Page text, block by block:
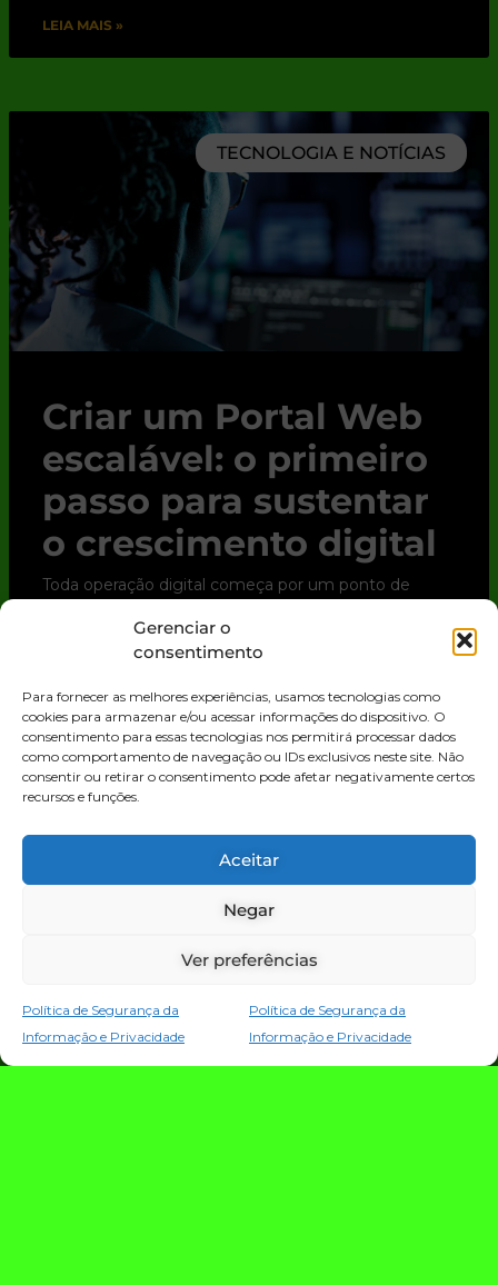
Gerenciar o
consentimento
Para fornecer as melhores experiências, usamos tecnologias como
cookies para armazenar e/ou acessar informações do dispositivo. O
consentimento para essas tecnologias nos permitirá processar dados
como comportamento de navegação ou IDs exclusivos neste site. Não
consentir ou retirar o consentimento pode afetar negativamente certos
recursos e funções.
Aceitar
Negar
Ver preferências
Política de Segurança da
Informação e Privacidade
Política de Segurança da
Informação e Privacidade
LEIA MAIS »
TECNOLOGIA E NOTÍCIAS
Criar um Portal Web
escalável: o primeiro
passo para sustentar
o crescimento digital
Toda operação digital começa por um ponto de
interno, esse ponto quase sempre é o Portal Web.
Trata-se de uma solução digital que
LEIA MAIS »
TECNOLOGIA E NOTÍCIAS